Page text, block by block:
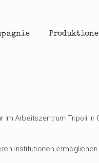
im Arbeitszentrum Tripoli
Institutionen ermöglichen.